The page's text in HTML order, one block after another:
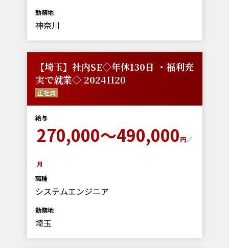
勤務地
神奈川
【埼玉】社内SE◇年休130日 ・福利充
実で就業◇ 20241120
正社員
給与
270,000～490,000円／
月
職種
システムエンジニア
勤務地
埼玉